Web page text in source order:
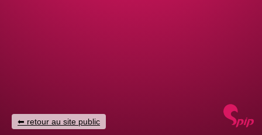
retour au site public